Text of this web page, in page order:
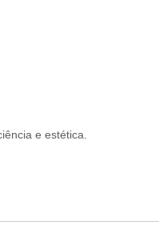
e estética.